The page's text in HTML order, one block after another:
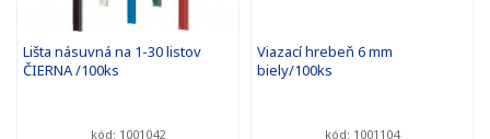
Lišta násuvná na 1-30 listov
ČIERNA /100ks
kód: 1001042
Viazací hrebeň 6 mm
biely/100ks
kód: 1001104